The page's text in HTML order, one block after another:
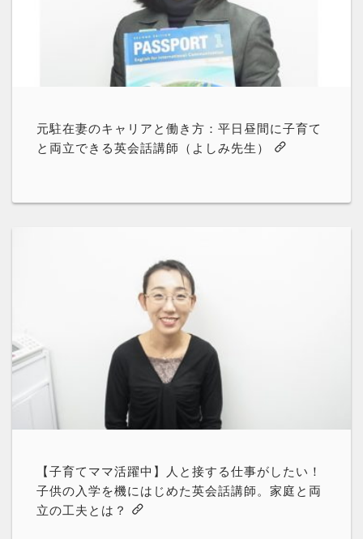
元駐在妻のキャリアと働き方：平日昼間に子育て
と両立できる英会話講師（よしみ先生）
【子育てママ活躍中】人と接する仕事がしたい！
子供の入学を機にはじめた英会話講師。家庭と両
立の工夫とは？